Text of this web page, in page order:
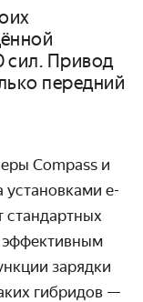
сил. Привод
передний
Compass и
установками e-
стандартных
эффективным
зарядки
гибридов —